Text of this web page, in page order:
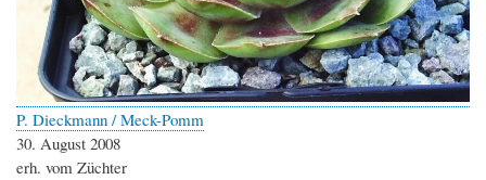
P. Dieckmann / Meck-Pomm
30. August 2008
erh. vom Züchter